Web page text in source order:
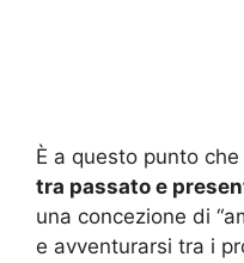
È a questo punto
tra passato e
una concezione di
e avventurarsi tra i